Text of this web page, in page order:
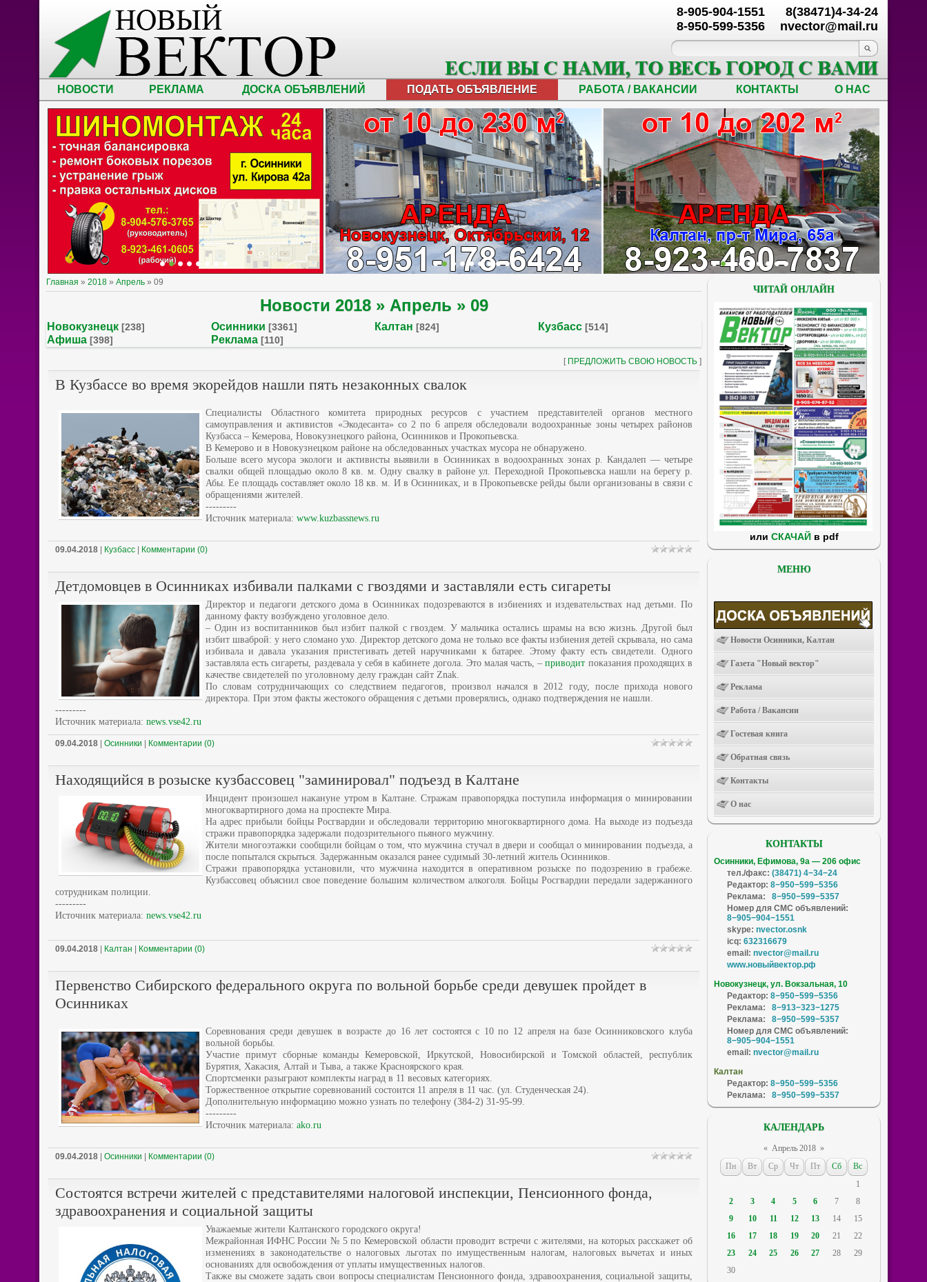
8(38471)4-34-24
nvector@mail.ru
8-905-904-1551
8-950-599-5356
НОВОСТИ РЕКЛАМА ДОСКА ОБЪЯВЛЕНИЙ ПОДАТЬ ОБЪЯВЛЕНИЕ РАБОТА / ВАКАНСИИ КОНТАКТЫ О НАС
Главная » 2018 » Апрель » 09
Новости 2018 » Апрель » 09
Новокузнецк [238] Осинники [3361] Калтан [824] Кузбасс [514]
Афиша [398] Реклама [110]
[ ПРЕДЛОЖИТЬ СВОЮ НОВОСТЬ ]
В Кузбассе во время экорейдов нашли пять незаконных свалок
Специалисты Областного комитета природных ресурсов с участием представителей органов местного
самоуправления и активистов «Экодесанта» со 2 по 6 апреля обследовали водоохранные зоны четырех районов
Кузбасса – Кемерова, Новокузнецкого района, Осинников и Прокопьевска.
В Кемерово и в Новокузнецком районе на обследованных участках мусора не обнаружено.
Больше всего мусора экологи и активисты выявили в Осинниках в водоохранных зонах р. Кандалеп — четыре
свалки общей площадью около 8 кв. м. Одну свалку в районе ул. Переходной Прокопьевска нашли на берегу р.
Абы. Ее площадь составляет около 18 кв. м. И в Осинниках, и в Прокопьевске рейды были организованы в связи с
обращениями жителей.
---------
Источник материала: www.kuzbassnews.ru
09.04.2018 Кузбасс Комментарии (0)
Детдомовцев в Осинниках избивали палками с гвоздями и заставляли есть сигареты
Директор и педагоги детского дома в Осинниках подозреваются в избиениях и издевательствах над детьми. По
данному факту возбуждено уголовное дело.
– Один из воспитанников был избит палкой с гвоздем. У мальчика остались шрамы на всю жизнь. Другой был
избит шваброй: у него сломано ухо. Директор детского дома не только все факты избиения детей скрывала, но сама
избивала и давала указания пристегивать детей наручниками к батарее. Этому факту есть свидетели. Одного
заставляла есть сигареты, раздевала у себя в кабинете догола. Это малая часть, –приводит показания проходящих в
качестве свидетелей по уголовному делу граждан сайт Znak.
По словам сотрудничающих со следствием педагогов, произвол начался в 2012 году, после прихода нового
директора. При этом факты жестокого обращения с детьми проверялись, однако подтверждения не нашли.
---------
Источник материала: news.vse42.ru
09.04.2018 Осинники Комментарии (0)
Находящийся в розыске кузбассовец "заминировал" подъезд в Калтане
Инцидент произошел накануне утром в Калтане. Стражам правопорядка поступила информация о минировании
многоквартирного дома на проспекте Мира.
На адрес прибыли бойцы Росгвардии и обследовали территорию многоквартирного дома. На выходе из подъезда
стражи правопорядка задержали подозрительного пьяного мужчину.
Жители многоэтажки сообщили бойцам о том, что мужчина стучал в двери и сообщал о минировании подъезда, а
после попытался скрыться. Задержанным оказался ранее судимый 30-летний житель Осинников.
Стражи правопорядка установили, что мужчина находится в оперативном розыске по подозрению в грабеже.
Кузбассовец объяснил свое поведение большим количеством алкоголя. Бойцы Росгвардии передали задержанного
сотрудникам полиции.
---------
Источник материала: news.vse42.ru
09.04.2018 Калтан Комментарии (0)
Первенство Сибирского федерального округа по вольной борьбе среди девушек пройдет в
Осинниках
Соревнования среди девушек в возрасте до 16 лет состоятся с 10 по 12 апреля на базе Осинниковского клуба
вольной борьбы.
Участие примут сборные команды Кемеровской, Иркутской, Новосибирской и Томской областей, республик
Бурятия, Хакасия, Алтай и Тыва, а также Красноярского края.
Спортсменки разыграют комплекты наград в 11 весовых категориях.
Торжественное открытие соревнований состоится 11 апреля в 11 час. (ул. Студенческая 24).
Дополнительную информацию можно узнать по телефону (384-2) 31-95-99.
---------
Источник материала: ako.ru
09.04.2018 Осинники Комментарии (0)
Состоятся встречи жителей с представителями налоговой инспекции, Пенсионного фонда,
здравоохранения и социальной защиты
Уважаемые жители Калтанского городского округа!
Межрайонная ИФНС России № 5 по Кемеровской области проводит встречи с жителями, на которых расскажет об
изменениях в законодательстве о налоговых льготах по имущественным налогам, налоговых вычетах и иных
основаниях для освобождения от уплаты имущественных налогов.
Также вы сможете задать свои вопросы специалистам Пенсионного фонда, здравоохранения, социальной защиты,
ЧИТАЙ ОНЛАЙН
или СКАЧАЙв pdf
МЕНЮ
Новости Осинники, Калтан
Газета "Новый вектор"
Реклама
Работа / Вакансии
Гостевая книга
Обратная связь
Контакты
О нас
КОНТАКТЫ
Осинники, Ефимова, 9а — 206 офис
тел./факс: (38471) 4−34−24
Редактор: 8−950−599−5356
Реклама:
8−950−599−5357
Номер для СМС объявлений:
8−905−904−1551
skype: nvector.osnk
icq: 632316679
email: nvector@mail.ru
www.новыйвектор.рф
Новокузнецк, ул. Вокзальная, 10
Редактор: 8−950−599−5356
Реклама:
8−913−323−1275
Реклама:
8−950−599−5357
Номер для СМС объявлений:
8−905−904−1551
email: nvector@mail.ru
Калтан
Редактор: 8−950−599−5356
Реклама:
8−950−599−5357
КАЛЕНДАРЬ
« Апрель 2018 »
Пн
Вт Ср Чт Пт Сб
Вс
1
2
3 4 5 6 7
8
9
10 11 12 13 14
15
16
17 18 19 20 21
22
23
24 25 26 27 28
29
30